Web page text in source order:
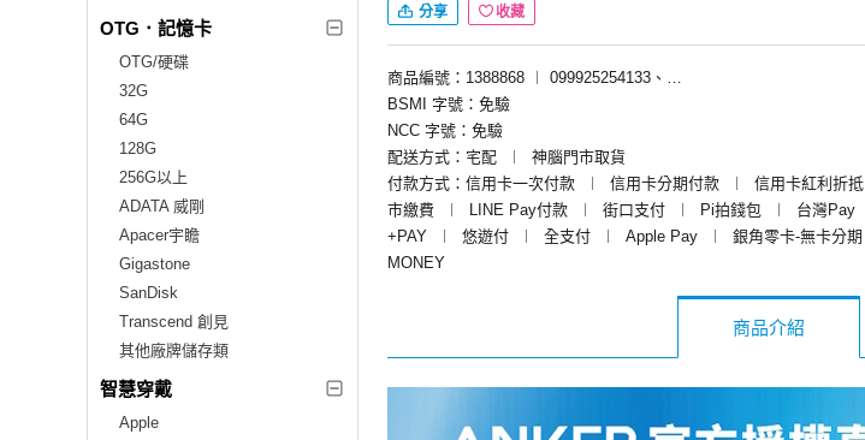
OTG．記憶卡
OTG/硬碟
32G
64G
128G
256G以上
ADATA 威剛
Apacer宇瞻
Gigastone
SanDisk
Transcend 創見
其他廠牌儲存類
智慧穿戴
Apple
分享 收藏
商品編號：1388868 ︱
BSMI 字號：免驗
NCC 字號：免驗
配送方式：宅配
︱
神腦門市取貨
付款方式：信用卡一次付款
︱ 信用卡分期付款 ︱ 信用卡紅利折抵
市繳費
︱ LINE Pay付款 ︱ 街口支付 ︱ Pi拍錢包 ︱ 台灣Pay
+PAY
︱ 悠遊付 ︱ 全支付 ︱ Apple Pay ︱ 銀角零卡-無卡分期
MONEY
商品介紹